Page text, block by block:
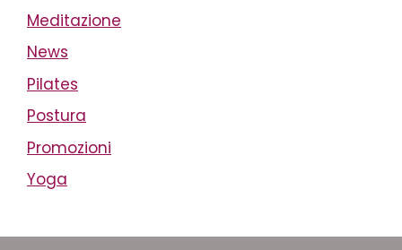
Meditazione
News
Pilates
Postura
Promozioni
Yoga